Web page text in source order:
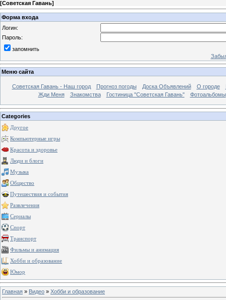
[Советская Гавань]
Форма входа
Логин:
Пароль:
запомнить
Меню сайта
Советская Гавань - Наш город Прогноз погоды Доска Объявлений О городе
Жди Меня
Знакомства Гостиница "Советская Гавань" Фотоальбомы
Categories
Другое
Компьютерные игры
Красота и здоровье
Люди и блоги
Музыка
Общество
Путешествия и события
Развлечения
Сериалы
Спорт
Транспорт
Фильмы и анимация
Хобби и образование
Юмор
Главная » Видео » Хобби и образование